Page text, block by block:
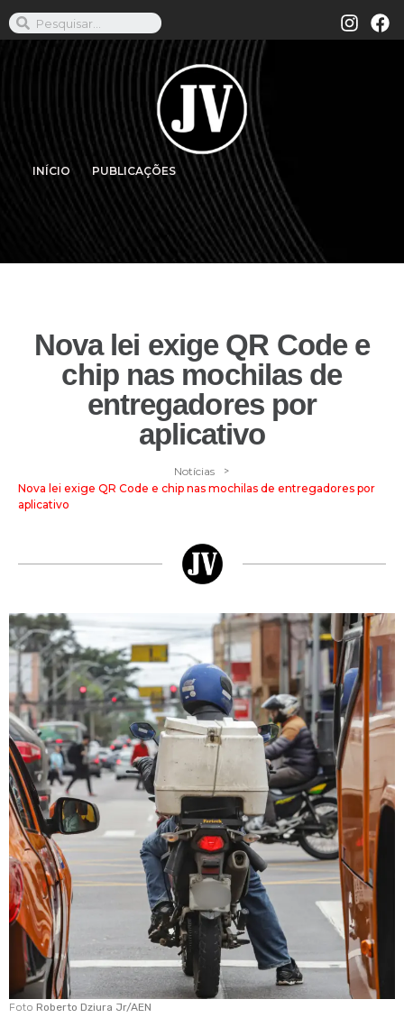
INÍCIO PUBLICAÇÕES
Nova lei exige QR Code e
chip nas mochilas de
entregadores por
aplicativo
Notícias >
Nova lei exige QR Code e chip nas mochilas de entregadores por
aplicativo
Foto Roberto Dziura Jr/AEN